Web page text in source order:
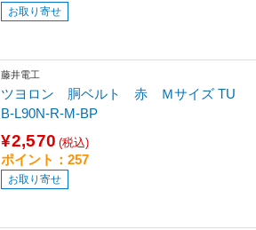
お取り寄せ
藤井電工
ツヨロン 胴ベルト 赤 Ｍサイズ TU
B-L90N-R-M-BP
¥2,570 (税込)
ポイント：257
お取り寄せ